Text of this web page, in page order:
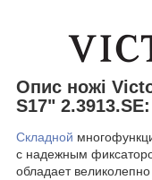
Опис ножі
S17" 2.3913.SE:
Складной
с надежным
обладает